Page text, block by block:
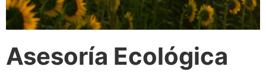
Asesoría Ecológica